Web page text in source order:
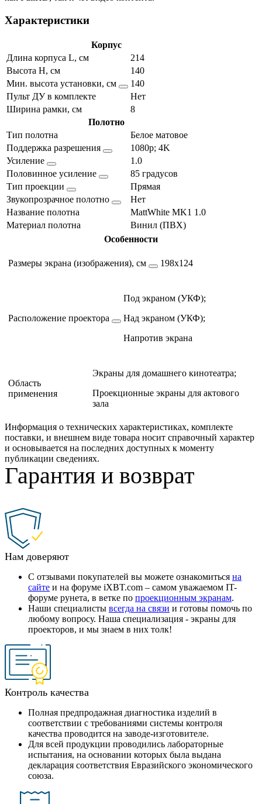
Характеристики
Корпус
Длина корпуса L, см
214
Высота H, см
140
Мин. высота установки, см
140
Пульт ДУ в комплекте
Нет
Ширина рамки, см
8
Полотно
Тип полотна
Белое матовое
Поддержка разрешения
1080p; 4K
Усиление
1.0
Половинное усиление
85 градусов
Тип проекции
Прямая
Звукопрозрачное полотно
Нет
Название полотна
MattWhite MK1 1.0
Материал полотна
Винил (ПВХ)
Особенности
Размеры экрана (изображения), см 198х124
Расположение проектора
Под экраном (УКФ);
Над экраном (УКФ);
Напротив экрана
Область
применения
Экраны для домашнего кинотеатра;
Проекционные экраны для актового
зала
Информация о технических характеристиках, комплекте
поставки, и внешнем виде товара носит справочный характер
и основывается на последних доступных к моменту
публикации сведениях.
Гарантия и возврат
Нам доверяют
С отзывами покупателей вы можете ознакомиться на
сайте и на форуме iXBT.com – самом уважаемом IT-
форуме рунета, в ветке по проекционным экранам.
Наши специалисты всегда на связи и готовы помочь по
любому вопросу. Наша специализация - экраны для
проекторов, и мы знаем в них толк!
Контроль качества
Полная предпродажная диагностика изделий в
соответствии с требованиями системы контроля
качества проводится на заводе-изготовителе.
Для всей продукции проводились лабораторные
испытания, на основании которых была выдана
декларация соответствия Евразийского экономического
союза.